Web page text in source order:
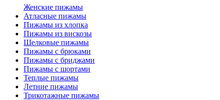
Женские пижамы
Атласные пижамы
Пижамы из хлопка
Пижамы из вискозы
Шелковые пижамы
Пижамы с брюками
Пижамы с бриджами
Пижамы с шортами
Теплые пижамы
Летние пижамы
Трикотажные пижамы